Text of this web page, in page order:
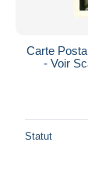
Carte
- Voir
Statut